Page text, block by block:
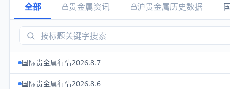
全部 贵金属资讯 沪贵金属历史数据
国际贵金属行情2026.8.7
国际贵金属行情2026.8.6